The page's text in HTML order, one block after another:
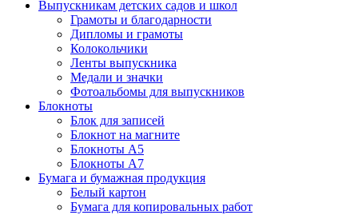
Выпускникам детских садов и школ
Грамоты и благодарности
Дипломы и грамоты
Колокольчики
Ленты выпускника
Медали и значки
Фотоальбомы для выпускников
Блокноты
Блок для записей
Блокнот на магните
Блокноты А5
Блокноты А7
Бумага и бумажная продукция
Белый картон
Бумага для копировальных работ